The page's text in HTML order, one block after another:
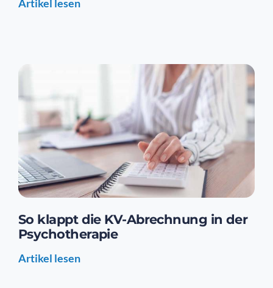
So klappt die KV-Abrechnung in der
Psychotherapie